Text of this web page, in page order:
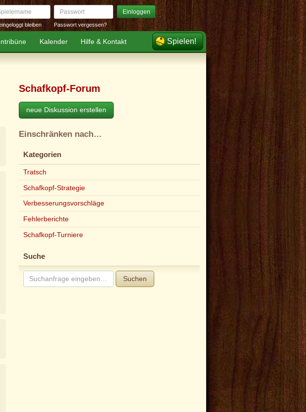
bleiben
Passwort Einloggen
Passwort vergessen?
Kalender Hilfe & Kontakt Spielen!
Schafkopf-Forum
neue Diskussion erstellen
Einschränken nach…
Kategorien
Tratsch
Schafkopf-Strategie
Verbesserungsvorschläge
Fehlerberichte
Schafkopf-Turniere
Suche
Suchen